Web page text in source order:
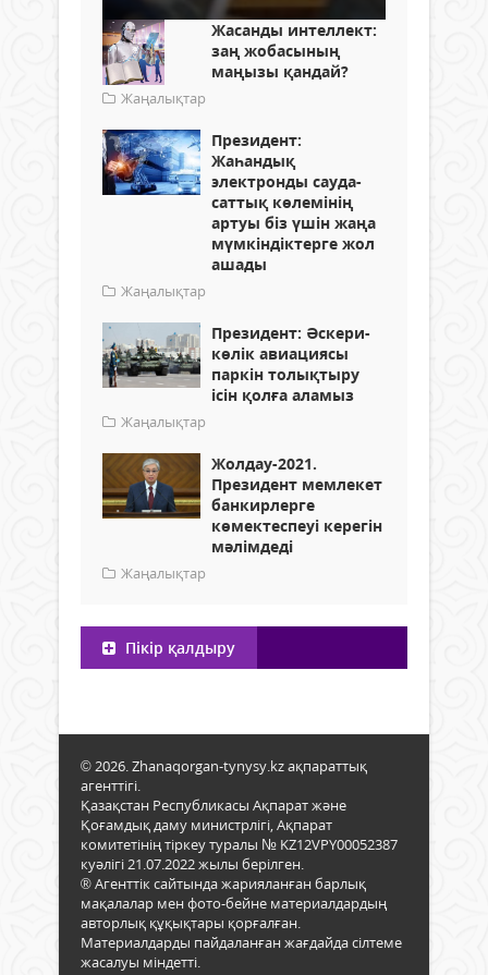
Жасанды интеллект:
заң жобасының
маңызы қандай?
Жаңалықтар
Президент:
Жаһандық
электронды сауда-
саттық көлемінің
артуы біз үшін жаңа
мүмкіндіктерге жол
ашады
Жаңалықтар
Президент: Әскери-
көлік авиациясы
паркін толықтыру
ісін қолға аламыз
Жаңалықтар
Жолдау-2021.
Президент мемлекет
банкирлерге
көмектеспеуі керегін
мәлімдеді
Жаңалықтар
Пікір қалдыру
© 2026. Zhanaqorgan-tynysy.kz ақпараттық
агенттігі.
Қазақстан Республикасы Ақпарат және
Қоғамдық даму министрлігі, Ақпарат
комитетінің тіркеу туралы № KZ12VPY00052387
куәлігі 21.07.2022 жылы берілген.
® Агенттік сайтында жарияланған барлық
мақалалар мен фото-бейне материалдардың
авторлық құқықтары қорғалған.
Материалдарды пайдаланған жағдайда сілтеме
жасалуы міндетті.